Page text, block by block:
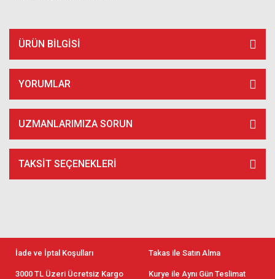
ÜRÜN BILGISI
YORUMLAR
UZMANLARIMIZA SORUN
TAKSIT SEÇENEKLERI
İade ve İptal Koşulları Takas ile Satın Alma
3000 TL Üzeri Ücretsiz Kargo Kurye ile Aynı Gün Teslimat